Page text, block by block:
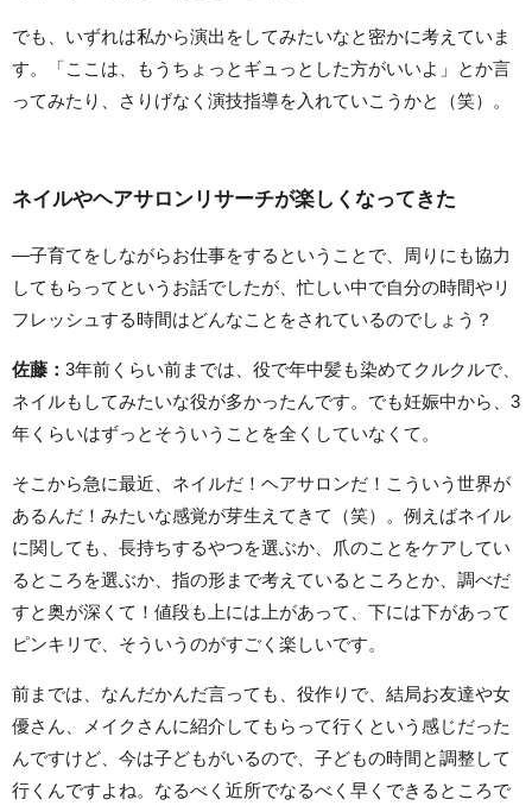
でも、いずれは私から演出をしてみたいなと密かに考えていま
す。「ここは、もうちょっとギュっとした方がいいよ」とか言
ってみたり、さりげなく演技指導を入れていこうかと（笑）。
ネイルやヘアサロンリサーチが楽しくなってきた
—子育てをしながらお仕事をするということで、周りにも協力
してもらってというお話でしたが、忙しい中で自分の時間やリ
フレッシュする時間はどんなことをされているのでしょう？
佐藤： 3年前くらい前までは、役で年中髪も染めてクルクルで、
ネイルもしてみたいな役が多かったんです。でも妊娠中から、3
年くらいはずっとそういうことを全くしていなくて。
そこから急に最近、ネイルだ！ヘアサロンだ！こういう世界が
あるんだ！みたいな感覚が芽生えてきて（笑）。例えばネイル
に関しても、長持ちするやつを選ぶか、爪のことをケアしてい
るところを選ぶか、指の形まで考えているところとか、調べだ
すと奥が深くて！値段も上には上があって、下には下があって
ピンキリで、そういうのがすごく楽しいです。
前までは、なんだかんだ言っても、役作りで、結局お友達や女
優さん、メイクさんに紹介してもらって行くという感じだった
んですけど、今は子どもがいるので、子どもの時間と調整して
行くんですよね。なるべく近所でなるべく早くできるところで